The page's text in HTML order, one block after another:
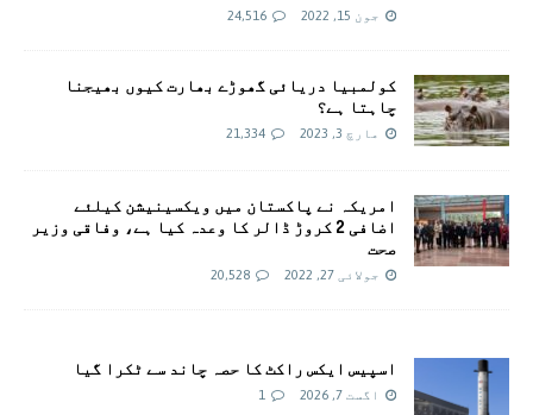
جون 15, 2022 24,516
کولمبیا دریائی گھوڑے بھارت کیوں بھیجنا
چاہتا ہے؟
مارچ 3, 2023 21,334
امريکہ نے پاکستان میں ویکسینیشن کیلئے
اضافی 2 کروڑ ڈالر کا وعدہ کیا ہے، وفاقی وزیر
صحت
جولائی 27, 2022 20,528
اسپیس ایکس راکٹ کا حصہ چاند سے ٹکرا گیا
اگست 7, 2026 1